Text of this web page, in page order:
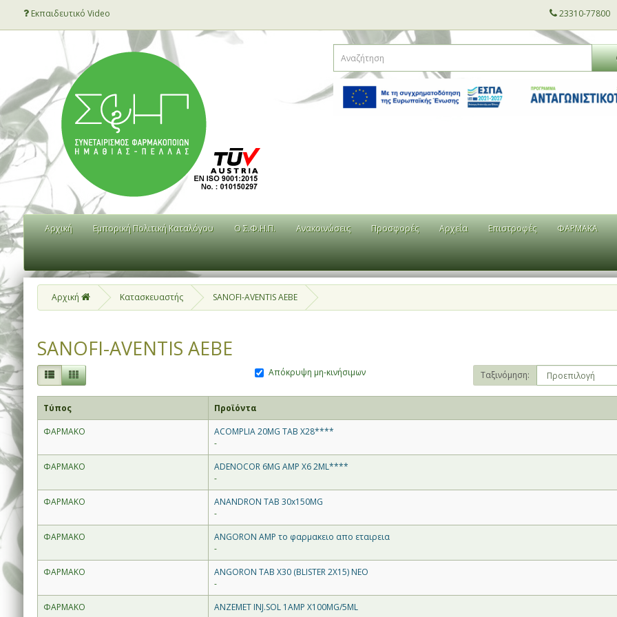
Εκπαιδευτικό Video 23310-77800
Αρχική Εμπορική Πολιτική Καταλόγου Ο Σ.Φ.Η.Π. Ανακοινώσεις Προσφορές Αρχεία Επιστροφές ΦΑΡΜΑΚΑ
Αρχική Κατασκευαστής SANOFI-AVENTIS AEBE
SANOFI-AVENTIS AEBE
Απόκρυψη μη-κινήσιμων Ταξινόμηση:
Τύπος
Προϊόντα
ΦΑΡΜΑΚΟ
ACOMPLIA 20MG TAB X28****
-
ΦΑΡΜΑΚΟ
ADENOCOR 6MG AMP X6 2ML****
-
ΦΑΡΜΑΚΟ
ANANDRON TAB 30x150MG
-
ΦΑΡΜΑΚΟ
ANGORON AMP το φαρμακειο απο εταιρεια
-
ΦΑΡΜΑΚΟ
ANGORON TAB X30 (BLISTER 2X15) NEO
-
ΦΑΡΜΑΚΟ
ANZEMET INJ.SOL 1AMP X100MG/5ML